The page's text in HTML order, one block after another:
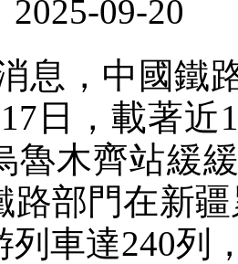
09-20
息，中國鐵
日，載著近
魯木齊站緩
路部門在新
列車達240列